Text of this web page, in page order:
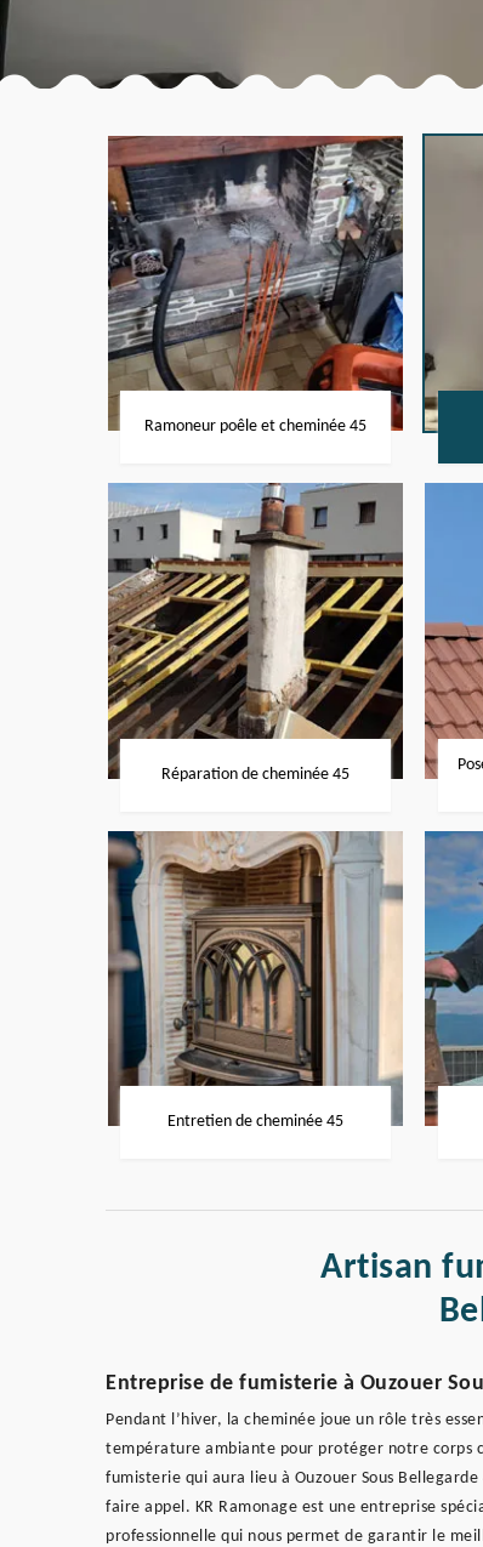
Ramoneur poêle et cheminée 45
Réparation de cheminée 45
Entretien de cheminée 45
Artisan
Entreprise de fumisterie à Ouzouer
Pendant l’hiver, la cheminée joue un rôle très
température ambiante pour protéger notre corps
fumisterie qui aura lieu à Ouzouer Sous
faire appel. KR Ramonage est une entreprise
professionnelle qui nous permet de garantir le